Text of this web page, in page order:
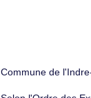
Commune de